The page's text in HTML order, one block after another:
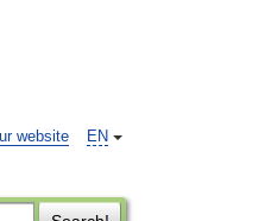
EN
website